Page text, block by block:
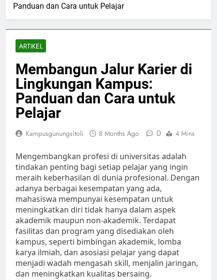
Panduan dan Cara untuk Pelajar
ARTIKEL
Membangun Jalur Karier di
Lingkungan Kampus:
Panduan dan Cara untuk
Pelajar
Kampusgunungsitoli 8 Months Ago 0 4 Mins
Mengembangkan profesi di universitas adalah
tindakan penting bagi setiap pelajar yang ingin
meraih keberhasilan di dunia profesional. Dengan
adanya berbagai kesempatan yang ada,
mahasiswa mempunyai kesempatan untuk
meningkatkan diri tidak hanya dalam aspek
akademik maupun non-akademik. Terdapat
fasilitas dan program yang disediakan oleh
kampus, seperti bimbingan akademik, lomba
karya ilmiah, dan asosiasi pelajar yang dapat
menjadi wadah mengasah skill, menjalin jaringan,
dan meningkatkan kualitas bersaing.